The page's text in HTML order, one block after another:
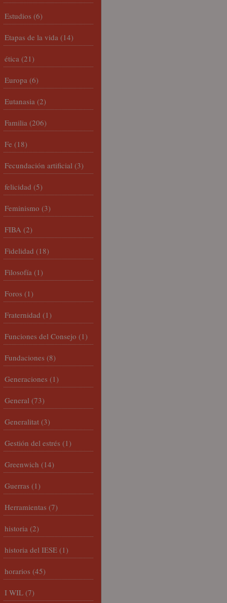
Estudios (6)
Etapas de la vida (14)
ética (21)
Europa (6)
Eutanasia (2)
Familia (206)
Fe (18)
Fecundación artificial (3)
felicidad (5)
Feminismo (3)
FIBA (2)
Fidelidad (18)
Filosofía (1)
Foros (1)
Fraternidad (1)
Funciones del Consejo (1)
Fundaciones (8)
Generaciones (1)
General (73)
Generalitat (3)
Gestión del estrés (1)
Greenwich (14)
Guerras (1)
Herramientas (7)
historia (2)
historia del IESE (1)
horarios (45)
I WIL (7)